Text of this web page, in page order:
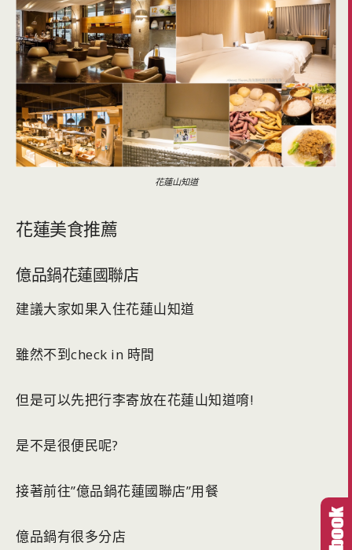
花蓮山知道
花蓮美食推薦
億品鍋花蓮國聯店
建議大家如果入住花蓮山知道
雖然不到check in 時間
但是可以先把行李寄放在花蓮山知道唷!
是不是很便民呢?
接著前往”億品鍋花蓮國聯店”用餐
億品鍋有很多分店